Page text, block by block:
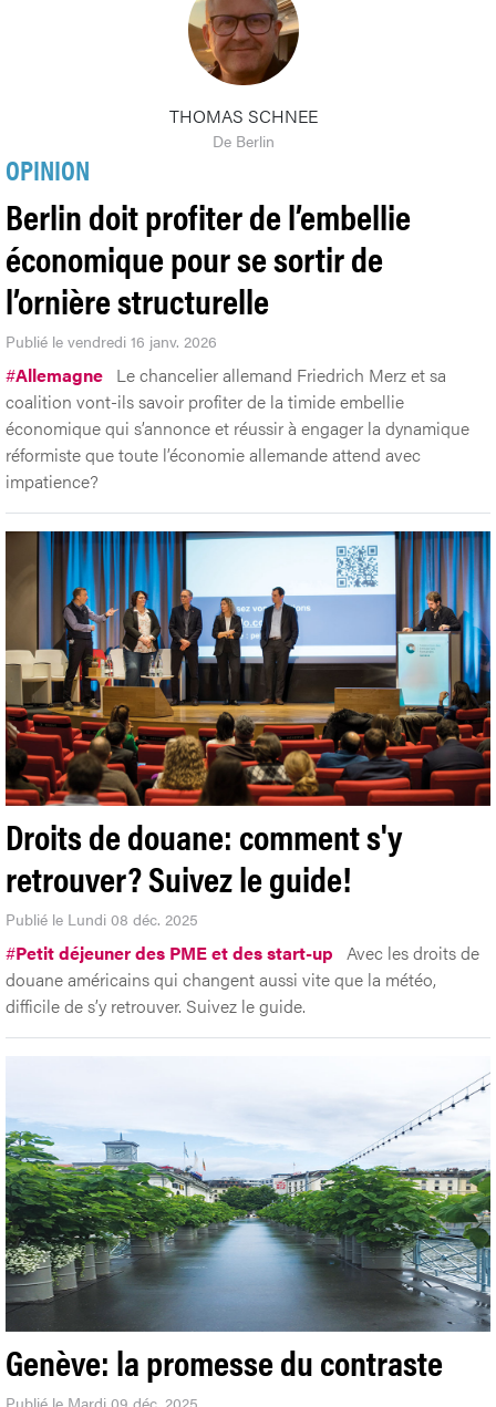
THOMAS SCHNEE
De Berlin
OPINION
Berlin doit profiter de l’embellie
économique pour se sortir de
l’ornière structurelle
Publié le vendredi 16 janv. 2026
#Allemagne Le chancelier allemand Friedrich Merz et sa
coalition vont-ils savoir profiter de la timide embellie
économique qui s’annonce et réussir à engager la dynamique
réformiste que toute l’économie allemande attend avec
impatience?
Droits de douane: comment s'y
retrouver? Suivez le guide!
Publié le Lundi 08 déc. 2025
#Petit déjeuner des PME et des start-up Avec les droits de
douane américains qui changent aussi vite que la météo,
difficile de s’y retrouver. Suivez le guide.
Genève: la promesse du contraste
Publié le Mardi 09 déc. 2025